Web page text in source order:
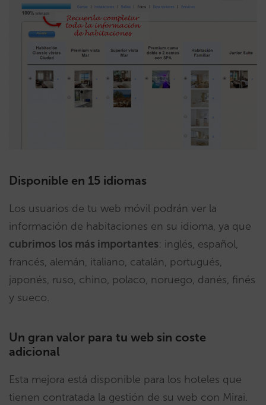
Disponible en 15 idiomas
Los usuarios de tu web móvil podrán ver la
información de habitaciones en su idioma, ya que
cubrimos los más importantes: inglés, español,
francés, alemán, italiano, catalán, portugués,
japonés, ruso, chino, polaco, noruego, danés, finés
y sueco.
Un gran valor para tu web sin coste
adicional
Esta mejora está disponible para los hoteles que
tienen contratada la gestión de su web con Mirai.